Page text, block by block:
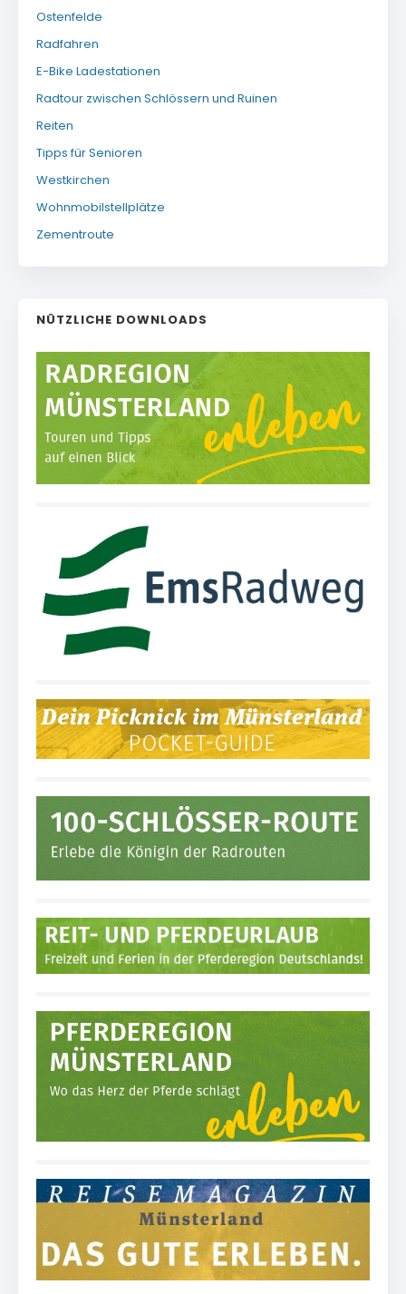
Ostenfelde
Radfahren
E-Bike Ladestationen
Radtour zwischen Schlössern und Ruinen
Reiten
Tipps für Senioren
Westkirchen
Wohnmobilstellplätze
Zementroute
NÜTZLICHE DOWNLOADS